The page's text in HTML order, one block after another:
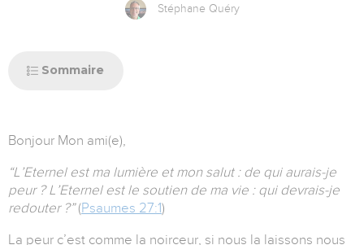
Stéphane Quéry
Sommaire
Bonjour Mon ami(e),
“L’Eternel est ma lumière et mon salut : de qui aurais-je
peur ? L’Eternel est le soutien de ma vie : qui devrais-je
redouter ?”(Psaumes 27:1)
La peur c’est comme la noirceur, si nous la laissons nous